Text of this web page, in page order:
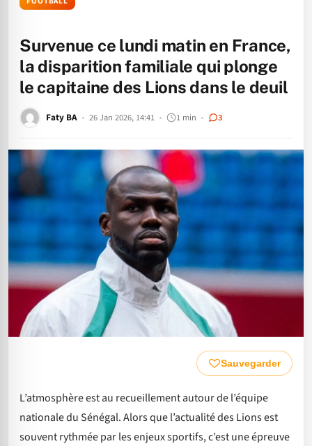
Survenue ce lundi matin en France,
la disparition familiale qui plonge
le capitaine des Lions dans le deuil
Faty BA 26 Jan 2026, 14:41 1 min 3
Sauvegarder
L’atmosphère est au recueillement autour de l’équipe
nationale du Sénégal. Alors que l’actualité des Lions est
souvent rythmée par les enjeux sportifs, c’est une épreuve